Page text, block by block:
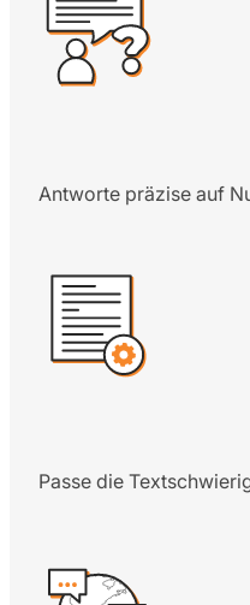
Antworte präzise auf
Passe die